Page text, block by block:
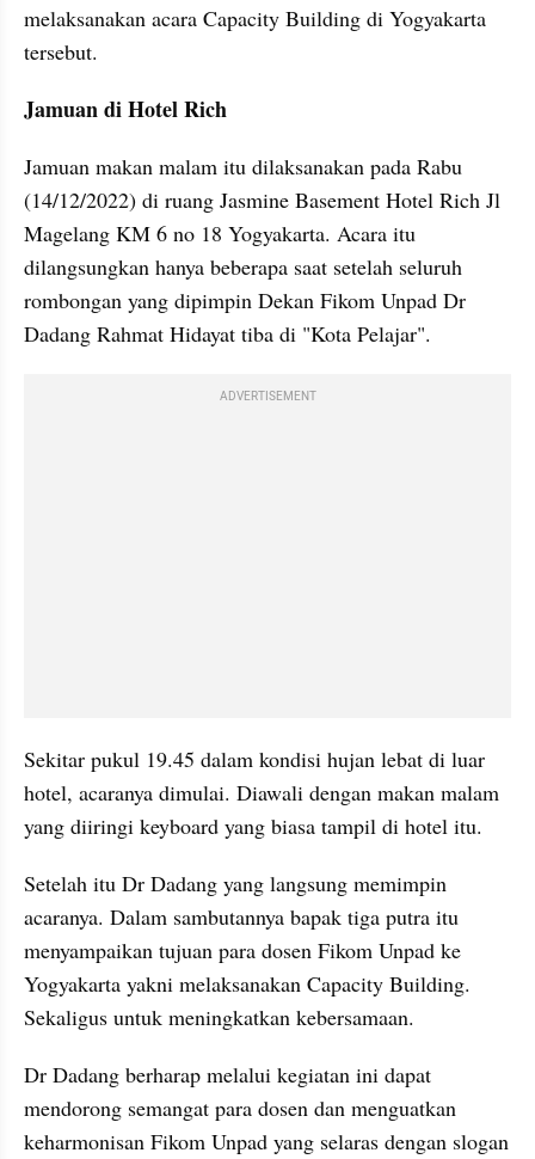
melaksanakan acara Capacity Building di Yogyakarta
tersebut.
Jamuan di Hotel Rich
Jamuan makan malam itu dilaksanakan pada Rabu
(14/12/2022) di ruang Jasmine Basement Hotel Rich Jl
Magelang KM 6 no 18 Yogyakarta. Acara itu
dilangsungkan hanya beberapa saat setelah seluruh
rombongan yang dipimpin Dekan Fikom Unpad Dr
Dadang Rahmat Hidayat tiba di "Kota Pelajar".
ADVERTISEMENT
Sekitar pukul 19.45 dalam kondisi hujan lebat di luar
hotel, acaranya dimulai. Diawali dengan makan malam
yang diiringi keyboard yang biasa tampil di hotel itu.
Setelah itu Dr Dadang yang langsung memimpin
acaranya. Dalam sambutannya bapak tiga putra itu
menyampaikan tujuan para dosen Fikom Unpad ke
Yogyakarta yakni melaksanakan Capacity Building.
Sekaligus untuk meningkatkan kebersamaan.
Dr Dadang berharap melalui kegiatan ini dapat
mendorong semangat para dosen dan menguatkan
keharmonisan Fikom Unpad yang selaras dengan slogan